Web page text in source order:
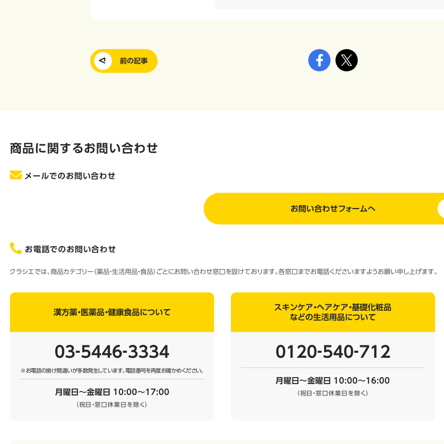
前の記事
商品に関するお問い合わせ
メールでのお問い合わせ
お問い合わせフォームへ
お電話でのお問い合わせ
クラシエでは、商品カテゴリー（薬品・生活用品・食品）ごとにお問い合わせ窓口を設けております。各窓口までお電話くださいますようお願い申し上げます。
漢方薬・医薬品・健康食品について
03‐5446‐3334
※お電話の掛け間違いが多数発生しています。電話番号を再度お確かめください。
月曜日～金曜日 10:00～17:00
（祝日・窓口休業日を除く）
スキンケア・ヘアケア・基礎化粧品
などの生活用品について
0120‐540‐712
月曜日～金曜日 10:00～16:00
（祝日・窓口休業日を除く）